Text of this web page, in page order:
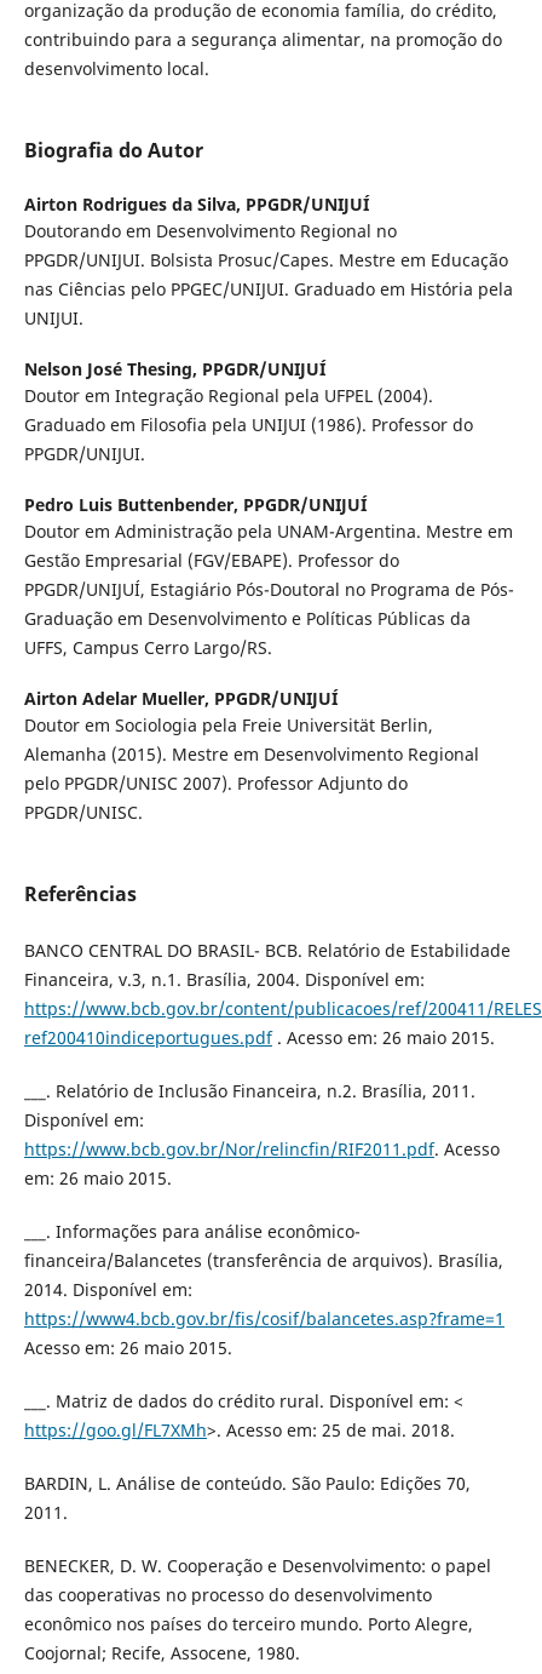
organização da produção de economia família, do crédito,
contribuindo para a segurança alimentar, na promoção do
desenvolvimento local.
Biografia do Autor
Airton Rodrigues da Silva, PPGDR/UNIJUÍ
Doutorando em Desenvolvimento Regional no
PPGDR/UNIJUI. Bolsista Prosuc/Capes. Mestre em Educação
nas Ciências pelo PPGEC/UNIJUI. Graduado em História pela
UNIJUI.
Nelson José Thesing, PPGDR/UNIJUÍ
Doutor em Integração Regional pela UFPEL (2004).
Graduado em Filosofia pela UNIJUI (1986). Professor do
PPGDR/UNIJUI.
Pedro Luis Buttenbender, PPGDR/UNIJUÍ
Doutor em Administração pela UNAM-Argentina. Mestre em
Gestão Empresarial (FGV/EBAPE). Professor do
PPGDR/UNIJUÍ, Estagiário Pós-Doutoral no Programa de Pós-
Graduação em Desenvolvimento e Políticas Públicas da
UFFS, Campus Cerro Largo/RS.
Airton Adelar Mueller, PPGDR/UNIJUÍ
Doutor em Sociologia pela Freie Universität Berlin,
Alemanha (2015). Mestre em Desenvolvimento Regional
pelo PPGDR/UNISC 2007). Professor Adjunto do
PPGDR/UNISC.
Referências
BANCO CENTRAL DO BRASIL- BCB. Relatório de Estabilidade
Financeira, v.3, n.1. Brasília, 2004. Disponível em:
https://www.bcb.gov.br/content/publicacoes/ref/200411/
ref200410indiceportugues.pdf. Acesso em: 26 maio 2015.
___. Relatório de Inclusão Financeira, n.2. Brasília, 2011.
Disponível em:
https://www.bcb.gov.br/Nor/relincfin/RIF2011.pdf. Acesso
em: 26 maio 2015.
___. Informações para análise econômico-
financeira/Balancetes (transferência de arquivos). Brasília,
2014. Disponível em:
https://www4.bcb.gov.br/fis/cosif/balancetes.asp?frame=1
Acesso em: 26 maio 2015.
___. Matriz de dados do crédito rural. Disponível em: <
https://goo.gl/FL7XMh>. Acesso em: 25 de mai. 2018.
BARDIN, L. Análise de conteúdo. São Paulo: Edições 70,
2011.
BENECKER, D. W. Cooperação e Desenvolvimento: o papel
das cooperativas no processo do desenvolvimento
econômico nos países do terceiro mundo. Porto Alegre,
Coojornal; Recife, Assocene, 1980.